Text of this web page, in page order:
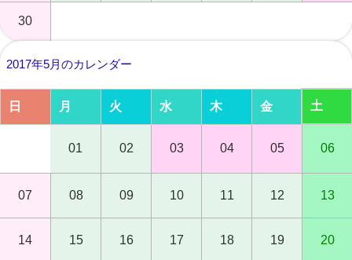
30
2017年5月のカレンダー
日 月 火 水 木 金 土
01 02 03 04 05 06
07 08 09 10 11 12 13
14 15 16 17 18 19 20